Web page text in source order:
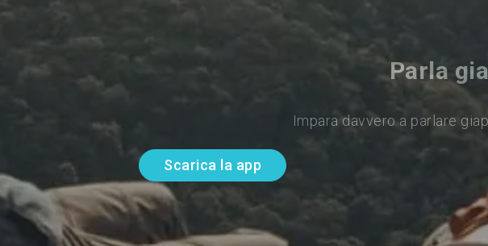
Parla
Impara davvero a parlare
Scarica la app